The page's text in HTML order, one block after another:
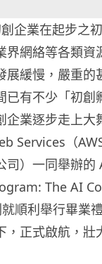
企業在起步之
界網絡等各類資
展緩慢，嚴重的
已有不少「初創
企業逐步走上大
Services（
司）一同舉辦的
The AI
順利舉行畢業
，正式啟航，壯